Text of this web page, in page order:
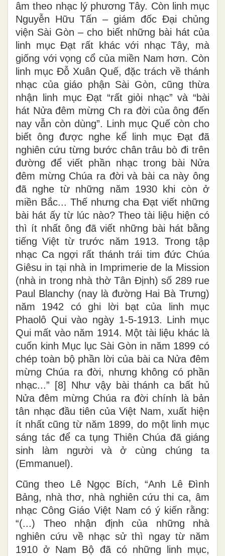
âm theo nhạc lý phương Tây. Còn linh mục
Nguyễn Hữu Tấn – giám đốc Đại chủng
viện Sài Gòn – cho biết những bài hát của
linh mục Đạt rất khác với nhạc Tây, mà
giống với vọng cổ của miền Nam hơn. Còn
linh mục Đỗ Xuân Quế, đặc trách về thánh
nhạc của giáo phận Sài Gòn, cũng thừa
nhận linh mục Đạt “rất giỏi nhạc” và “bài
hát Nửa đêm mừng Ch ra đời của ông đến
nay vẫn còn dùng”. Linh mục Quế còn cho
biết ông được nghe kể linh mục Đạt đã
nghiên cứu từng bước chân trâu bò đi trên
đường để viết phần nhạc trong bài Nửa
đêm mừng Chúa ra đời và bài ca này ông
đã nghe từ những năm 1930 khi còn ở
miền Bắc... Thế nhưng cha Đạt viết những
bài hát ấy từ lúc nào? Theo tài liệu hiện có
thì ít nhất ông đã viết những bài hát bằng
tiếng Việt từ trước năm 1913. Trong tập
nhạc Ca ngợi rất thánh trái tim đức Chúa
Giêsu in tại nhà in Imprimerie de la Mission
(nhà in trong nhà thờ Tân Định) số 289 rue
Paul Blanchy (nay là đường Hai Bà Trưng)
năm 1942 có ghi lời bạt của linh mục
Phaolô Qui vào ngày 1-5-1913. Linh mục
Qui mất vào năm 1914. Một tài liệu khác là
cuốn kinh Mục lục Sài Gòn in năm 1899 có
chép toàn bộ phần lời của bài ca Nửa đêm
mừng Chúa ra đời, nhưng không có phần
nhạc...” [8] Như vậy bài thánh ca bất hủ
Nửa đêm mừng Chúa ra đời chính là bản
tân nhạc đầu tiên của Việt Nam, xuất hiện
ít nhất cũng từ năm 1899, do một linh mục
sáng tác để ca tụng Thiên Chúa đã giáng
sinh làm người và ở cùng chúng ta
(Emmanuel).
Cũng theo Lê Ngọc Bích, “Anh Lê Đình
Bảng, nhà thơ, nhà nghiên cứu thi ca, âm
nhạc Công Giáo Việt Nam có ý kiến rằng:
“(...) Theo nhận định của những nhà
nghiên cứu về nhạc sử thì ngay từ năm
1910 ở Nam Bộ đã có những linh mục,